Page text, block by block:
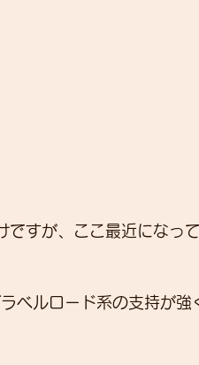
すが、ここ最近になって
ベルロード系の支持が強